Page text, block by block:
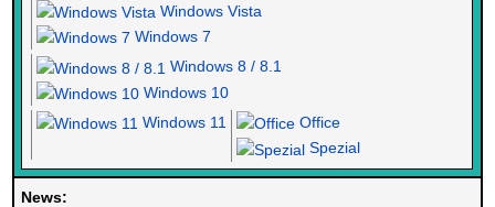
Windows Vista
Windows 7
Windows 8 / 8.1
Windows 10
Windows 11
Office
Spezial
News: